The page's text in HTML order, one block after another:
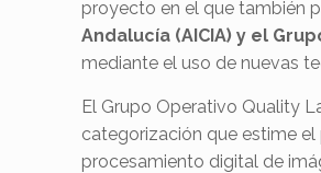
proyecto en el que también
Andalucía (AICIA) y el
mediante el uso de nuevas
El Grupo Operativo Quality
categorización que estime
procesamiento digital de